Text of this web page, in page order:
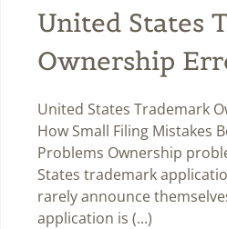
United States
Ownership
Small Filing
Become
Problems
United States Trademark
How Small Filing Mistakes
Problems Ownership
States trademark
rarely announce
application is (...)